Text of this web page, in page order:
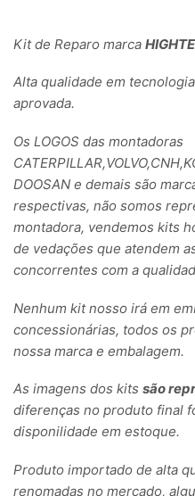
Kit de Reparo marca
Alta qualidade em
aprovada.
Os LOGOS das montadoras
DOOSAN e demais são
respectivas, não somos
montadora, vendemos kits
de vedações que atendem
concorrentes com a
Nenhum kit nosso irá em
concessionárias, todos os
nossa marca e embalagem.
As imagens dos kits são
diferenças no produto final
disponilidade em estoque.
Produto importado de alta
renomadas no mercado,